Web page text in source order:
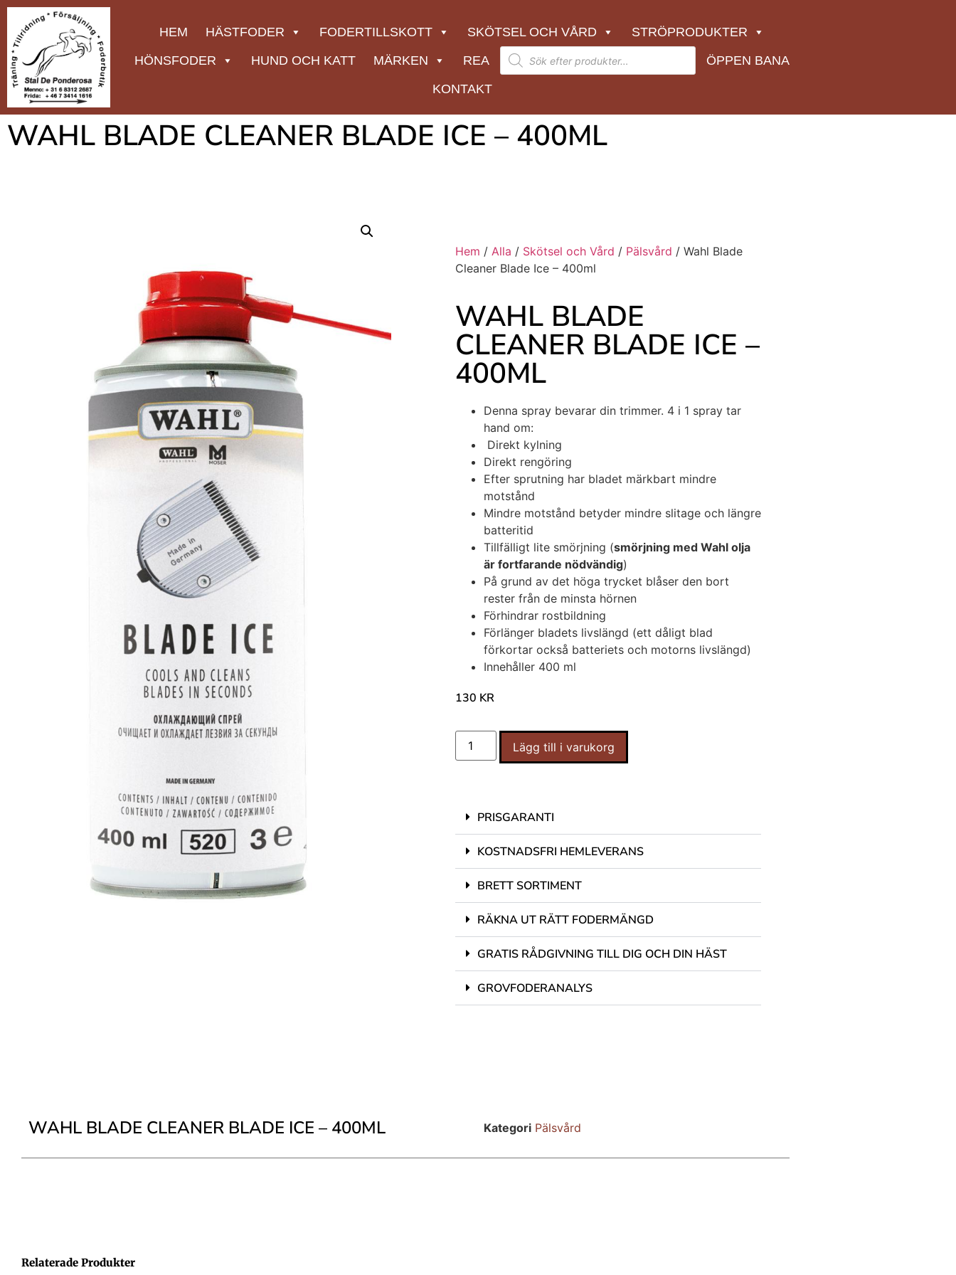
HEM HÄSTFODER FODERTILLSKOTT SKÖTSEL OCH VÅRD
STRÖPRODUKTER
HÖNSFODER
HUND OCH KATT MÄRKEN REA
ÖPPEN BANA
KONTAKT
WAHL BLADE CLEANER BLADE ICE – 400ML
Hem / Alla / Skötsel och Vård / Pälsvård / Wahl Blade
Cleaner Blade Ice – 400ml
WAHL BLADE
CLEANER BLADE ICE –
400ML
Denna spray bevarar din trimmer. 4 i 1 spray tar
hand om:
Direkt kylning
Direkt rengöring
Efter sprutning har bladet märkbart mindre
motstånd
Mindre motstånd betyder mindre slitage och längre
batteritid
Tillfälligt lite smörjning (smörjning med Wahl olja
är fortfarande nödvändig)
På grund av det höga trycket blåser den bort
rester från de minsta hörnen
Förhindrar rostbildning
Förlänger bladets livslängd (ett dåligt blad
förkortar också batteriets och motorns livslängd)
Innehåller 400 ml
130 KR
Lägg till i varukorg
PRISGARANTI
KOSTNADSFRI HEMLEVERANS
BRETT SORTIMENT
RÄKNA UT RÄTT FODERMÄNGD
GRATIS RÅDGIVNING TILL DIG OCH DIN HÄST
GROVFODERANALYS
WAHL BLADE CLEANER BLADE ICE – 400ML Kategori Pälsvård
Relaterade Produkter